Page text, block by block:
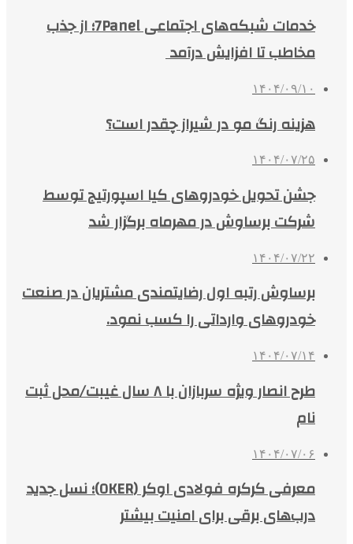
خدمات شبکه‌های اجتماعی 7Panel؛ از جذب
مخاطب تا افزایش درآمد
۱۴۰۴/۰۹/۱۰
هزینه رنگ مو در شیراز چقدر است؟
۱۴۰۴/۰۷/۲۵
جشن تحویل خودروهای کیا اسپورتیج توسط
شرکت برساوش در مهرماه برگزار شد
۱۴۰۴/۰۷/۲۲
برساوش رتبه اول رضایتمندی مشتریان در صنعت
خودروهای وارداتی را کسب نمود.
۱۴۰۴/۰۷/۱۴
طرح انصار ویژه سربازان با ۸ سال غیبت/محل ثبت
نام
۱۴۰۴/۰۷/۰۶
معرفی کرکره فولادی اوکر (OKER)؛ نسل جدید
درب‌های برقی برای امنیت بیشتر